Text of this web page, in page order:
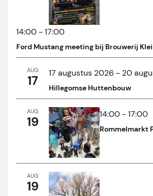
14:00 -17:00
Ford Mustang meeting bij Brouwerij
AUG
17 17 augustus 2026 - 20
Hillegomse Huttenbouw
AUG
19 14:00 -17:00
Rommelmarkt
AUG
19